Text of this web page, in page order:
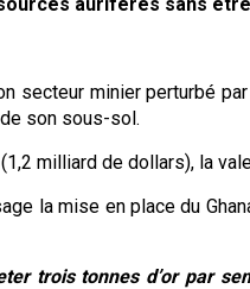
secteur minier perturbé
son sous-sol.
milliard de dollars), la
la mise en place du
trois tonnes d’or par